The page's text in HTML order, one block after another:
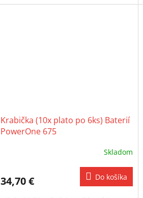
Krabička (10x plato po 6ks) Baterií
PowerOne 675
Skladom
34,70 € Do košíka